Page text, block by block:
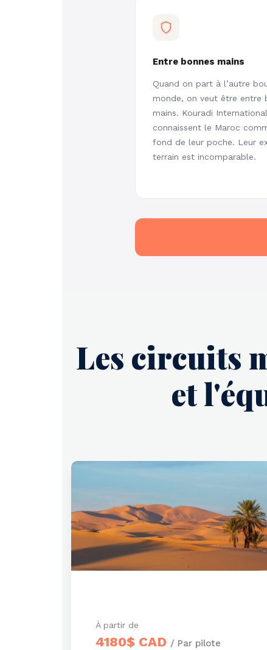
Entre bonnes mains
Quand on part à l’autre
monde, on veut être entre
mains. Kouradi International
connaissent le Maroc
fond de leur poche. Leur
terrain est incomparable.
Les circuits
et
À partir de
4180$ CAD / Par pilote